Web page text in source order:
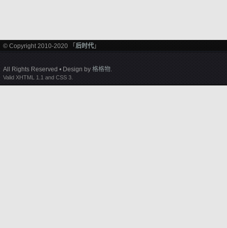
© Copyright 2010-2020 「 后时代 」
All Rights Reserved • Design by 格格物.
Valid XHTML 1.1 and CSS 3.